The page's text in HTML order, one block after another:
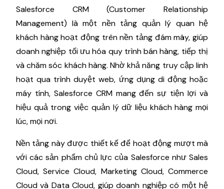
Salesforce CRM (Customer Relationship
Management) là một nền tảng quản lý quan hệ
khách hàng hoạt động trên nền tảng đám mây, giúp
doanh nghiệp tối ưu hóa quy trình bán hàng, tiếp thị
và chăm sóc khách hàng. Nhờ khả năng truy cập linh
hoạt qua trình duyệt web, ứng dụng di động hoặc
máy tính, Salesforce CRM mang đến sự tiện lợi và
hiệu quả trong việc quản lý dữ liệu khách hàng mọi
lúc, mọi nơi.
Nền tảng này được thiết kế để hoạt động mượt mà
với các sản phẩm chủ lực của Salesforce như Sales
Cloud, Service Cloud, Marketing Cloud, Commerce
Cloud và Data Cloud, giúp doanh nghiệp có một hệ